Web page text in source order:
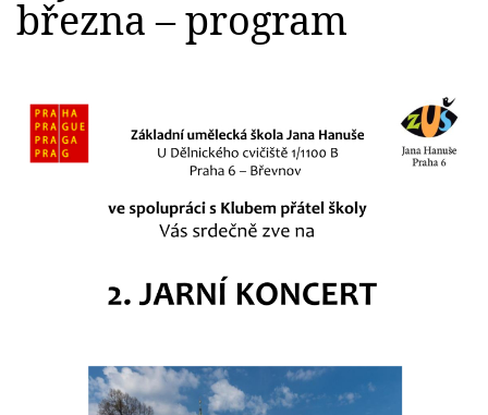
března – program